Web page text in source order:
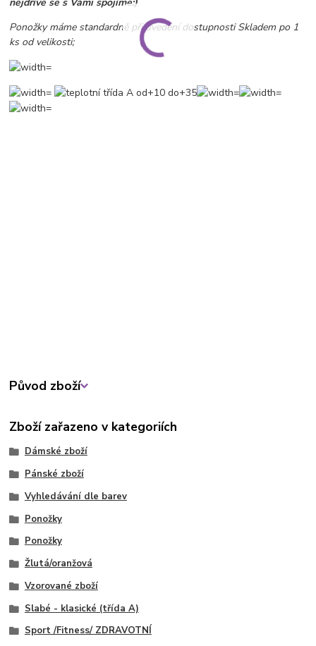
Ponožky máme standardně při uvedení dostupnosti Skladem po 1
ks od velikosti;
Původ zboží
Zboží zařazeno v kategoriích
Dámské zboží
Pánské zboží
Vyhledávání dle barev
Ponožky
Ponožky
Žlutá/oranžová
Vzorované zboží
Slabé - klasické (třída A)
Sport /Fitness/ ZDRAVOTNÍ